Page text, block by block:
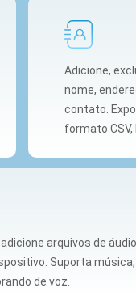
Adicione,
nome,
contato.
formato CSV,
arquivos de
Suporta
de voz.